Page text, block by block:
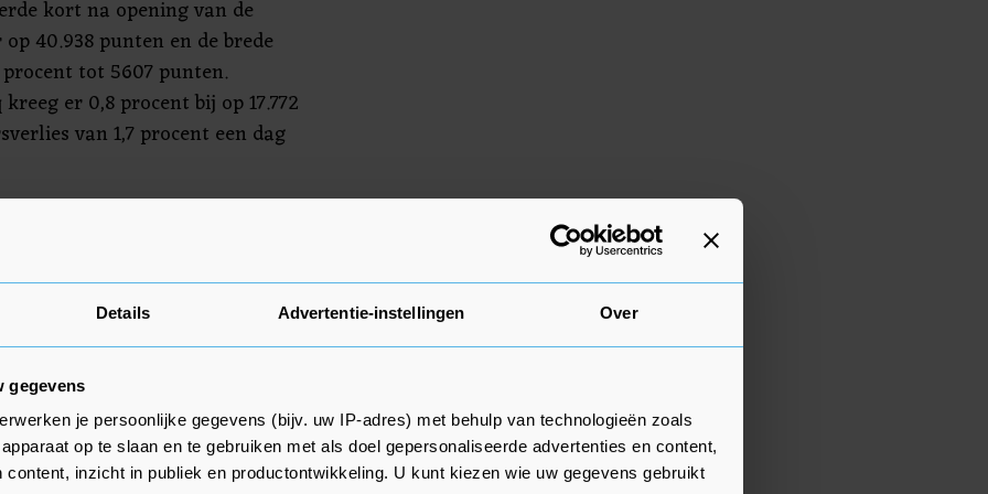
Details Advertentie-instellingen Over
gegevens
je persoonlijke gegevens (bijv. uw IP-adres) met behulp van technologieën zoals
op te slaan en te gebruiken met als doel gepersonaliseerde advertenties en content,
content, inzicht in publiek en productontwikkeling. U kunt kiezen wie uw gegevens gebruikt
kort na opening van de
40.938 punten en de brede
tot 5607 punten.
er 0,8 procent bij op 17.772
van 1,7 procent een dag
in de vroege handel bijna 2
auto's gespecialiseerde bedrijf
heeft een meerjarige
Uber gesloten voor de
volgend jaar. Uber noteerde